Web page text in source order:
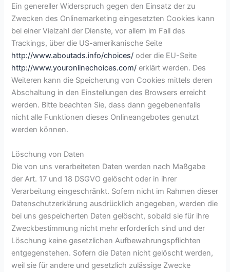
Ein genereller Widerspruch gegen den Einsatz der zu
Zwecken des Onlinemarketing eingesetzten Cookies kann
bei einer Vielzahl der Dienste, vor allem im Fall des
Trackings, über die US-amerikanische Seite
http://www.aboutads.info/choices/ oder die EU-Seite
http://www.youronlinechoices.com/ erklärt werden. Des
Weiteren kann die Speicherung von Cookies mittels deren
Abschaltung in den Einstellungen des Browsers erreicht
werden. Bitte beachten Sie, dass dann gegebenenfalls
nicht alle Funktionen dieses Onlineangebotes genutzt
werden können.
Löschung von Daten
Die von uns verarbeiteten Daten werden nach Maßgabe
der Art. 17 und 18 DSGVO gelöscht oder in ihrer
Verarbeitung eingeschränkt. Sofern nicht im Rahmen dieser
Datenschutzerklärung ausdrücklich angegeben, werden die
bei uns gespeicherten Daten gelöscht, sobald sie für ihre
Zweckbestimmung nicht mehr erforderlich sind und der
Löschung keine gesetzlichen Aufbewahrungspflichten
entgegenstehen. Sofern die Daten nicht gelöscht werden,
weil sie für andere und gesetzlich zulässige Zwecke